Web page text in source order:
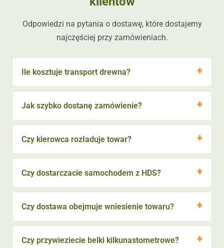
Odpowiedzi na pytania o dostawę, które dostajemy
najczęściej przy zamówieniach.
Ile kosztuje transport drewna?
Jak szybko dostanę zamówienie?
Czy kierowca rozładuje towar?
Czy dostarczacie samochodem z HDS?
Czy dostawa obejmuje wniesienie towaru?
Czy przywieziecie belki kilkunastometrowe?